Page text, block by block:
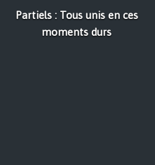
Partiels : Tous unis en ces
moments durs